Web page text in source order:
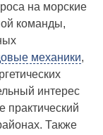
на морские
команды,
механики,
интерес
Также